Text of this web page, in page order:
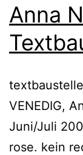
Anna
VENEDIG,
Juni/Juli
rose. kein